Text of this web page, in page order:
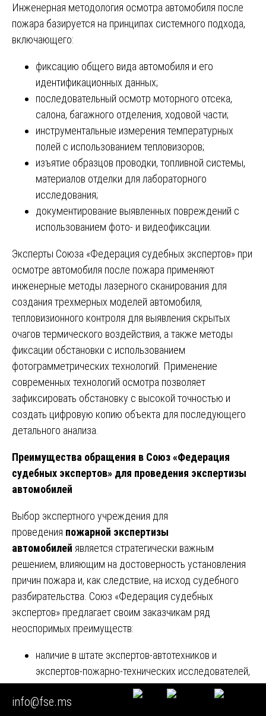
Инженерная методология осмотра автомобиля после
пожара базируется на принципах системного подхода,
включающего:
фиксацию общего вида автомобиля и его
идентификационных данных;
последовательный осмотр моторного отсека,
салона, багажного отделения, ходовой части;
инструментальные измерения температурных
полей с использованием тепловизоров;
изъятие образцов проводки, топливной системы,
материалов отделки для лабораторного
исследования;
документирование выявленных повреждений с
использованием фото- и видеофиксации.
Эксперты Союза «Федерация судебных экспертов» при
осмотре автомобиля после пожара применяют
инженерные методы лазерного сканирования для
создания трехмерных моделей автомобиля,
тепловизионного контроля для выявления скрытых
очагов термического воздействия, а также методы
фиксации обстановки с использованием
фотограмметрических технологий. Применение
современных технологий осмотра позволяет
зафиксировать обстановку с высокой точностью и
создать цифровую копию объекта для последующего
детального анализа.
Преимущества обращения в Союз «Федерация
судебных экспертов» для проведения экспертизы
автомобилей
Выбор экспертного учреждения для
проведения пожарной экспертизы
автомобилей является стратегически важным
решением, влияющим на достоверность установления
причин пожара и, как следствие, на исход судебного
разбирательства. Союз «Федерация судебных
экспертов» предлагает своим заказчикам ряд
неоспоримых преимуществ:
наличие в штате экспертов-автотехников и
экспертов-пожарно-технических исследователей,
специализирующихся на исследовании пожаров
на автомобилях;
info@fse.ms